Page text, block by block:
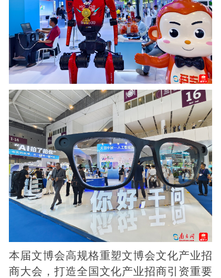
本届文博会高规格重塑文博会文化产业招
商大会，打造全国文化产业招商引资重要